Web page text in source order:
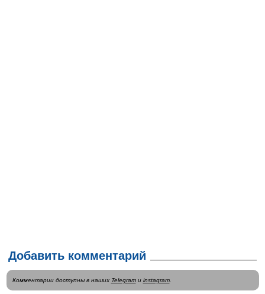
Добавить комментарий
Комментарии доступны в наших Telegramи instagram.